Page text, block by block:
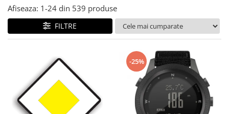
Afiseaza: 1-24 din 539 produse
FILTRE
-25%